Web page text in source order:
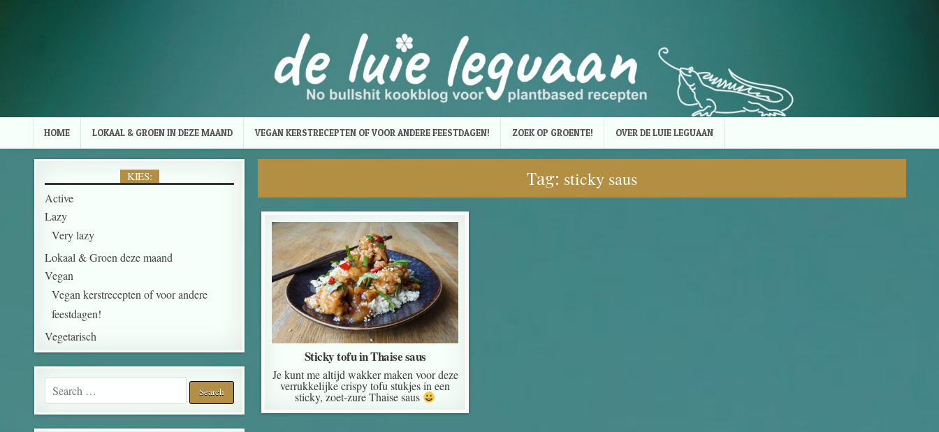
HOME LOKAAL & GROEN IN DEZE MAAND VEGAN KERSTRECEPTEN OF VOOR ANDERE FEESTDAGEN! ZOEK OP GROENTE! OVER DE LUIE LEGUAAN
Tag: sticky saus
Sticky tofu in Thaise saus
Je kunt me altijd wakker maken voor deze
verrukkelijke crispy tofu stukjes in een
sticky, zoet-zure Thaise saus
KIES:
Active
Lazy
Very lazy
Lokaal & Groen deze maand
Vegan
Vegan kerstrecepten of voor andere
feestdagen!
Vegetarisch
Search for: